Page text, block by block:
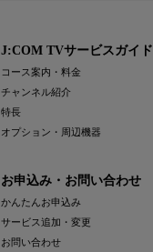
J:COM TVサービスガイド
コース案内・料金
チャンネル紹介
特長
オプション・周辺機器
お申込み・お問い合わせ
かんたんお申込み
サービス追加・変更
お問い合わせ